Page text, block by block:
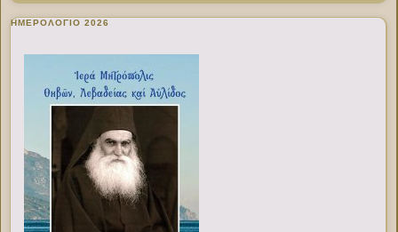
ΗΜΕΡΟΛΟΓΙΟ 2026